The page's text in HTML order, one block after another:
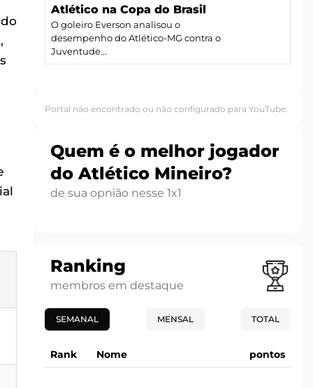
Atlético na Copa do Brasil
O goleiro Everson analisou o
desempenho do Atlético-MG contra o
Juventude...
Portal não encontrado ou não configurado para YouTube.
Quem é o melhor jogador
do Atlético Mineiro?
de sua opnião nesse 1x1
Ranking
membros em destaque
SEMANAL MENSAL TOTAL
Rank Nome pontos